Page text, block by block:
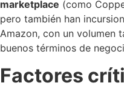
marketplace (como
pero también han
Amazon, con un volumen
buenos términos de
Factores